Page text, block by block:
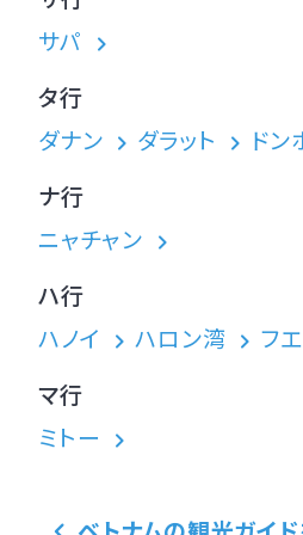
サパ
タ行
ダナン
ダラット ドン
ナ行
ニャチャン
ハ行
ハノイ
ハロン湾 フエ
マ行
ミトー